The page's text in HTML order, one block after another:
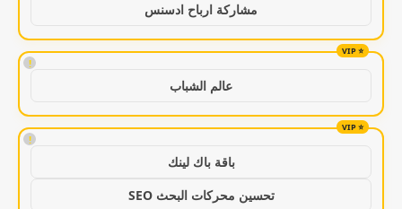
مشاركة ارباح ادسنس
!
عالم الشباب
!
باقة باك لينك
تحسين محركات البحث SEO